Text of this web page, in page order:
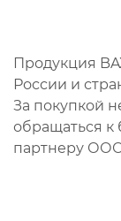
Продукция
России и
За покупкой
обращаться
партнеру